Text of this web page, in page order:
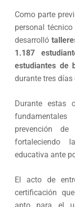
Como parte
personal técnico
desarrolló
1.187
estudiantes de
durante tres
Durante estas
prevención
fortaleciendo
educativa ante
El acto de
certificación